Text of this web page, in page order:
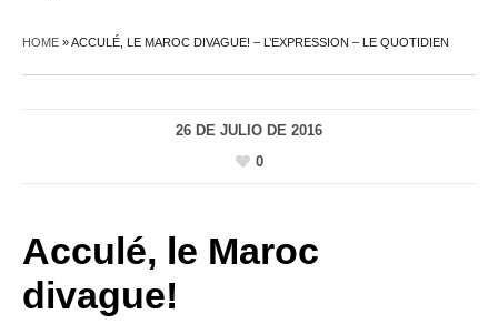
HOME »ACCULÉ, LE MAROC DIVAGUE! – L’EXPRESSION – LE QUOTIDIEN
26 DE JULIO DE 2016
0
Acculé, le Maroc
divague!